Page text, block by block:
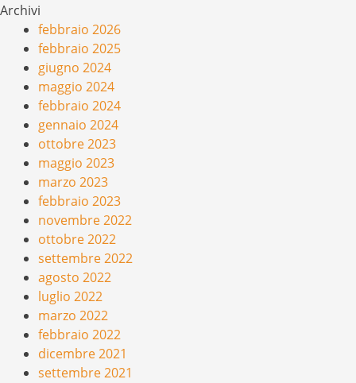
Archivi
febbraio 2026
febbraio 2025
giugno 2024
maggio 2024
febbraio 2024
gennaio 2024
ottobre 2023
maggio 2023
marzo 2023
febbraio 2023
novembre 2022
ottobre 2022
settembre 2022
agosto 2022
luglio 2022
marzo 2022
febbraio 2022
dicembre 2021
settembre 2021